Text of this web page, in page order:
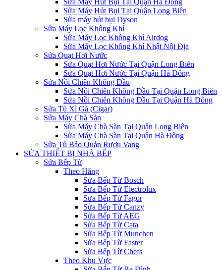
Sửa Máy Hút Bụi Tại Quận Hà Đông
Sửa Máy Hút Bụi Tại Quận Long Biên
Sửa máy hút bụi Dyson
Sửa Máy Lọc Không Khí
Sửa Máy Lọc Không Khí Airdog
Sửa Máy Lọc Không Khí Nhật Nội Địa
Sửa Quạt Hơi Nước
Sửa Quạt Hơi Nước Tại Quận Long Biên
Sửa Quạt Hơi Nước Tại Quận Hà Đông
Sửa Nồi Chiên Không Dầu
Sửa Nồi Chiên Không Dầu Tại Quận Long Biên
Sửa Nồi Chiên Không Dầu Tại Quận Hà Đông
Sửa Tủ Xì Gà (Cigar)
Sửa Máy Chà Sàn
Sửa Máy Chà Sàn Tại Quận Long Biên
Sửa Máy Chà Sàn Tại Quận Hà Đông
Sửa Tủ Bảo Quản Rượu Vang
SỬA THIẾT BỊ NHÀ BẾP
Sửa Bếp Từ
Theo Hãng
Sửa Bếp Từ Bosch
Sửa Bếp Từ Electrolux
Sửa Bếp Từ Fagor
Sửa Bếp Từ Canzy
Sửa Bếp Từ AEG
Sửa Bếp Từ Cata
Sửa Bếp Từ Munchen
Sửa Bếp Từ Faster
Sửa Bếp Từ Chefs
Theo Khu Vực